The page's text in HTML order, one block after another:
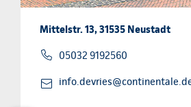
Mittelstr. 13, 31535 Neustadt
05032 9192560